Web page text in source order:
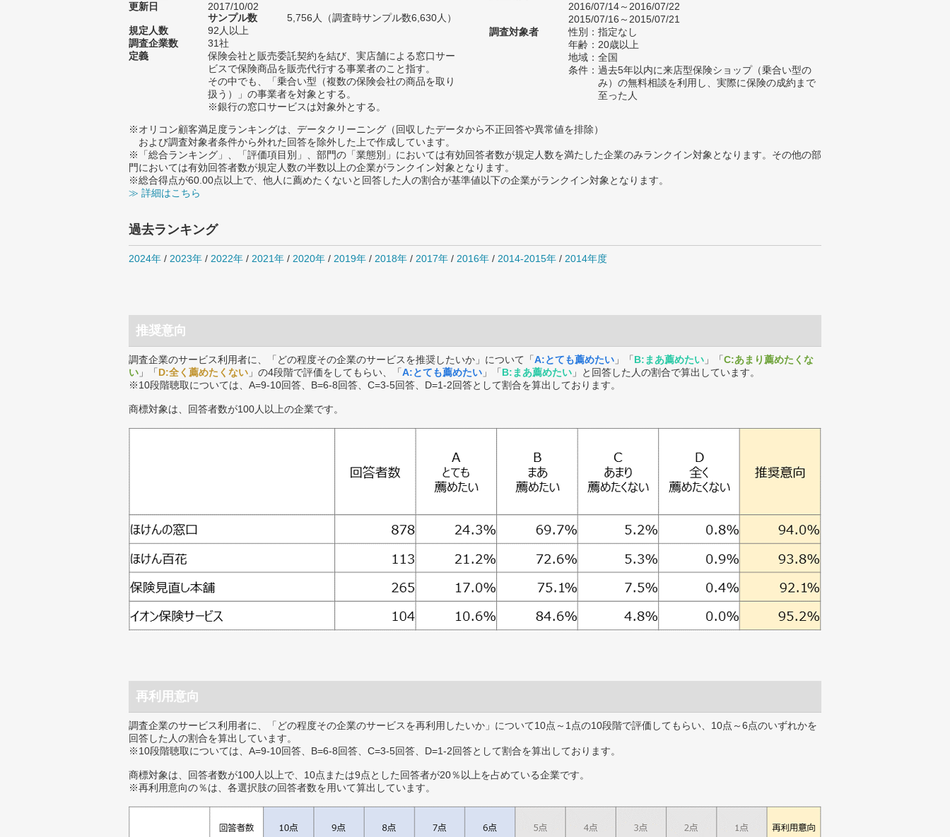
更新日
2017/10/02
サンプル数
5,756人（調査時サンプル数6,630人）
規定人数
92人以上
調査企業数
31社
定義
保険会社と販売委託契約を結び、実店舗による窓口サー
ビスで保険商品を販売代行する事業者のこと指す。
その中でも、「乗合い型（複数の保険会社の商品を取り
扱う）」の事業者を対象とする。
※銀行の窓口サービスは対象外とする。
2016/07/14～2016/07/22
2015/07/16～2015/07/21
調査対象者
性別：指定なし
年齢：20歳以上
地域：全国
条件：過去5年以内に来店型保険ショップ（乗合い型の
み）の無料相談を利用し、実際に保険の成約まで
至った人
※オリコン顧客満足度ランキングは、データクリーニング（回収したデータから不正回答や異常値を排除）
および調査対象者条件から外れた回答を除外した上で作成しています。
※「総合ランキング」、「評価項目別」、部門の「業態別」においては有効回答者数が規定人数を満たした企業のみランクイン対象となります。その他の部
門においては有効回答者数が規定人数の半数以上の企業がランクイン対象となります。
※総合得点が60.00点以上で、他人に薦めたくないと回答した人の割合が基準値以下の企業がランクイン対象となります。
≫ 詳細はこちら
過去ランキング
2024年 / 2023年 / 2022年 / 2021年 / 2020年 / 2019年 / 2018年 / 2017年 / 2016年 / 2014-2015年 / 2014年度
推奨意向
調査企業のサービス利用者に、「どの程度その企業のサービスを推奨したいか」について「A:とても薦めたい 」「B:まあ薦めたい 」「C:あまり薦めたくな
い 」「D:全く薦めたくない 」の4段階で評価をしてもらい、「A:とても薦めたい 」「B:まあ薦めたい 」と回答した人の割合で算出しています。
※10段階聴取については、A=9-10回答、B=6-8回答、C=3-5回答、D=1-2回答として割合を算出しております。
商標対象は、回答者数が100人以上の企業です。
再利用意向
調査企業のサービス利用者に、「どの程度その企業のサービスを再利用したいか」について10点～1点の10段階で評価してもらい、10点～6点のいずれかを
回答した人の割合を算出しています。
※10段階聴取については、A=9-10回答、B=6-8回答、C=3-5回答、D=1-2回答として割合を算出しております。
商標対象は、回答者数が100人以上で、10点または9点とした回答者が20％以上を占めている企業です。
※再利用意向の％は、各選択肢の回答者数を用いて算出しています。